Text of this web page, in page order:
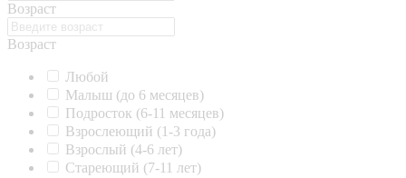
Возраст
Возраст
Любой
Малыш (до 6 месяцев)
Подросток (6-11 месяцев)
Взрослеющий (1-3 года)
Взрослый (4-6 лет)
Стареющий (7-11 лет)